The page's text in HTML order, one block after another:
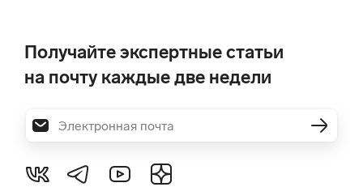
ИС
18 марта
Что такое гайд?
19 февраля
Получайте экспертные статьи
на почту каждые две недели